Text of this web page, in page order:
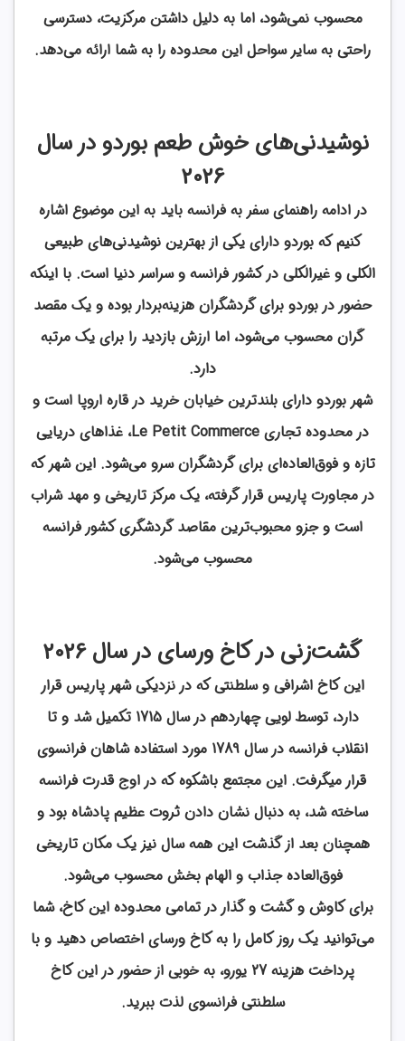
محسوب نمی‌شود، اما به دلیل داشتن مرکزیت، دسترسی
راحتی به سایر سواحل این محدوده را بهشما ارائه می‌دهد.
نوشیدنی‌های خوش طعم بوردو در سال
2026
در ادامه راهنمای سفر به فرانسه باید به این موضوع اشاره
کنیم که بوردو دارای یکی از بهترین نوشیدنی‌های طبیعی
الکلی و غیرالکلی در کشور فرانسه و سراسر دنیا است. با اینکه
حضور در بوردو برای گردشگران هزینه‌بردار بوده و یک مقصد
گران محسوب می‌شود، اما ارزش بازدید را برای یک مرتبه
دارد.
شهر بوردو دارای بلندترین خیابان خرید در قاره اروپا است و
در محدوده تجاری Le Petit Commerce، غذاهای دریایی
تازه و فوق‌العاده‌ای برای گردشگران سرو می‌‎شود. این شهر که
در مجاورت پاریس قرار گرفته، یک مرکز تاریخی و مهد شراب
است و جزو محبوب‌ترین مقاصد گردشگری کشور فرانسه
محسوب می‌شود.
گشت‌زنی در کاخ ورسای در سال 2026
این کاخ اشرافی و سلطنتی که در نزدیکی شهر پاریس قرار
دارد، توسط لویی چهاردهم در سال 1715 تکمیل شد و تا
انقلاب فرانسه در سال 1789 مورد استفاده شاهان فرانسوی
قرار میگرفت. این مجتمع باشکوه که در اوج قدرت فرانسه
ساخته شد، به دنبال نشان دادن ثروت عظیم پادشاه بود و
همچنان بعد از گذشت این همه سال نیز یک مکان تاریخی
فوق‌العاده جذاب و الهام بخش محسوب می‌شود.
برای کاوش و گشت و گذار در تمامی محدوده این کاخ، شما
می‌توانید یک روز کامل را به کاخ ورسای اختصاص دهید و با
پرداخت هزینه 27 یورو، به خوبی از حضور در این کاخ
سلطنتی فرانسوی لذت ببرید.